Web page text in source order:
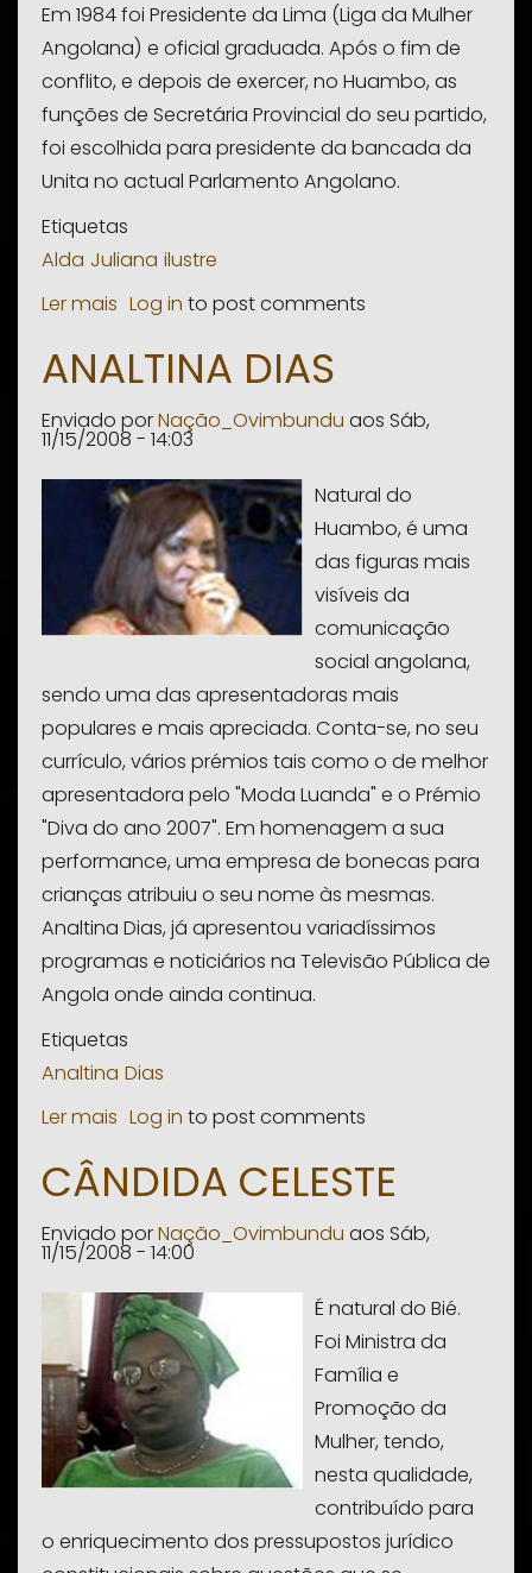
Em 1984 foi Presidente da Lima (Liga da Mulher
Angolana) e oficial graduada. Após o fim de
conflito, e depois de exercer, no Huambo, as
funções de Secretária Provincial do seu partido,
foi escolhida para presidente da bancada da
Unita no actual Parlamento Angolano.
Etiquetas
Alda Juliana ilustre
Ler mais sobre
Juliana
Sachiambo
Log in to post comments
ANALTINA DIAS
Enviado porNação_Ovimbundu aos Sáb,
11/15/2008 - 14:03
Natural do
Huambo, é uma
das figuras mais
visíveis da
comunicação
social angolana,
sendo uma das apresentadoras mais
populares e mais apreciada. Conta-se, no seu
currículo, vários prémios tais como o de melhor
apresentadora pelo "Moda Luanda" e o Prémio
"Diva do ano 2007". Em homenagem a sua
performance, uma empresa de bonecas para
crianças atribuiu o seu nome às mesmas.
Analtina Dias, já apresentou variadíssimos
programas e noticiários na Televisão Pública de
Angola onde ainda continua.
Etiquetas
Analtina Dias
Ler mais sobre
Dias
Log in to post comments
CÂNDIDA CELESTE
Enviado porNação_Ovimbundu aos Sáb,
11/15/2008 - 14:00
É natural do Bié.
Foi Ministra da
Família e
Promoção da
Mulher, tendo,
nesta qualidade,
contribuído para
o enriquecimento dos pressupostos jurídico